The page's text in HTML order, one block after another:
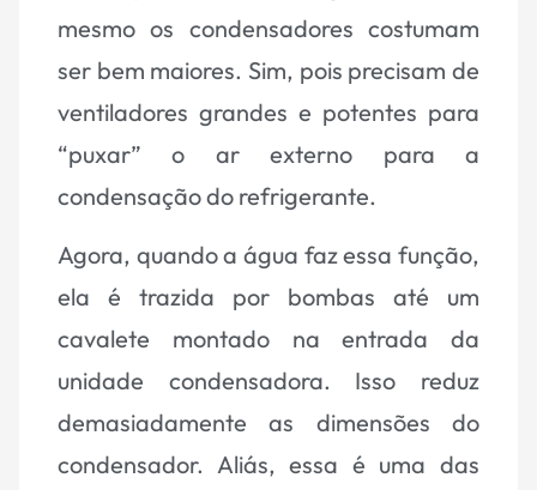
mesmo os condensadores costumam
ser bem maiores. Sim, pois precisam de
ventiladores grandes e potentes para
“puxar” o ar externo para a
condensação do refrigerante.
Agora, quando a água faz essa função,
ela é trazida por bombas até um
cavalete montado na entrada da
unidade condensadora. Isso reduz
demasiadamente as dimensões do
condensador. Aliás, essa é uma das